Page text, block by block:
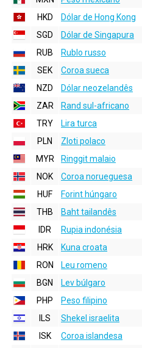
HKD
Dólar de Hong Kong
SGD
Dólar de Singapura
RUB
Rublo russo
SEK
Coroa sueca
NZD
Dólar neozelandês
ZAR
Rand sul-africano
TRY
Lira turca
PLN
Zloti polaco
MYR
Ringgit malaio
NOK
Coroa norueguesa
HUF
Forint húngaro
THB
Baht tailandês
IDR
Rupia indonésia
HRK
Kuna croata
RON
Leu romeno
BGN
Lev búlgaro
PHP
Peso filipino
ILS
Shekel israelita
ISK
Coroa islandesa